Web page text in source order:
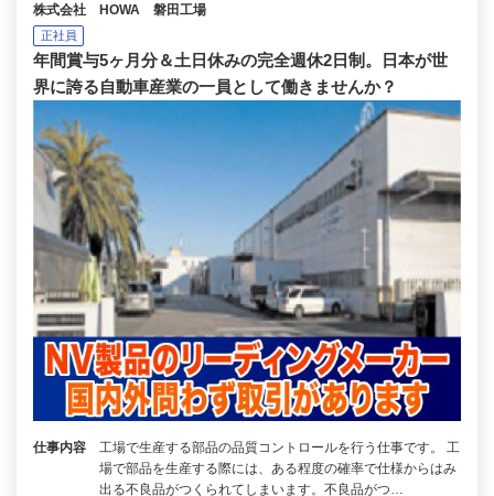
株式会社 HOWA 磐田工場
正社員
年間賞与5ヶ月分＆土日休みの完全週休2日制。日本が世
界に誇る自動車産業の一員として働きませんか？
仕事内容
工場で生産する部品の品質コントロールを行う仕事です。 工
場で部品を生産する際には、ある程度の確率で仕様からはみ
出る不良品がつくられてしまいます。不良品がつ…